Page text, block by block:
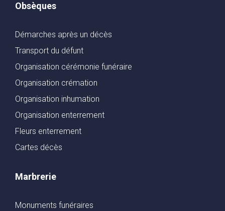
Obsèques
Démarches après un décès
Transport du défunt
Organisation cérémonie funéraire
Organisation crémation
Organisation inhumation
Organisation enterrement
Fleurs enterrement
Cartes décès
Marbrerie
Monuments funéraires